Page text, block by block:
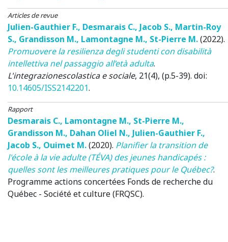
Articles de revue
Julien-Gauthier F., Desmarais C., Jacob S., Martin-Roy
S., Grandisson M., Lamontagne M., St-Pierre M.(2022).
Promuovere la resilienza degli studenti con disabilità
intellettiva nel passaggio all’età adulta.
L'integrazionescolastica e sociale, 21(4), (p.5-39). doi:
10.14605/ISS2142201.
Rapport
Desmarais C., Lamontagne M., St-Pierre M.,
Grandisson M., Dahan Oliel N., Julien-Gauthier F.,
Jacob S., Ouimet M.(2020). Planifier la transition de
l'école à la vie adulte (TÉVA) des jeunes handicapés :
quelles sont les meilleures pratiques pour le Québec?.
Programme actions concertées Fonds de recherche du
Québec - Société et culture (FRQSC).